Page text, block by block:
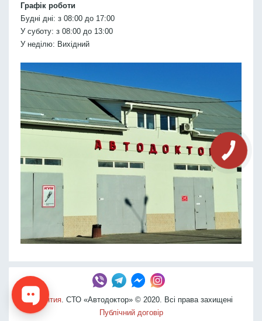
Графік роботи
Будні дні: з 08:00 до 17:00
У суботу: з 08:00 до 13:00
У неділю: Вихідний
Гарантия. СТО «Автодоктор» © 2020. Всі права захищені
Публічний договір